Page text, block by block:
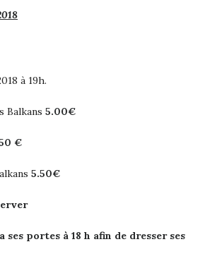
à 19h.
Balkans 5.00€
€
5.50€
portes à 18 h afin de dresser ses